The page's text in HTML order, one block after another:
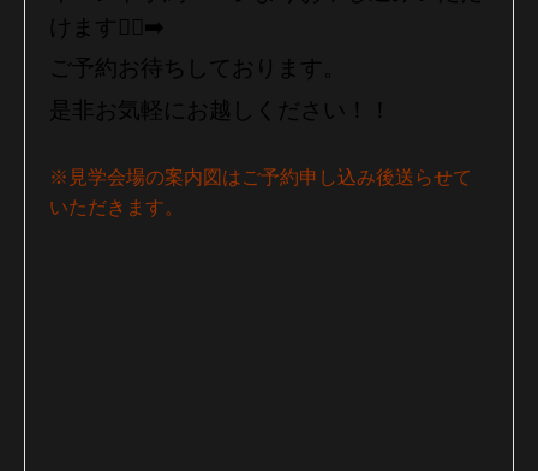
けます🏃‍♀️‍➡️
ご予約お待ちしております。
是非お気軽にお越しください！！
※見学会場の案内図はご予約申し込み後送らせて
いただきます。